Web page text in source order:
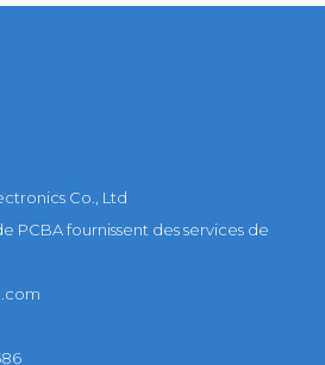
Co., Ltd
PCBA fournissent des services de